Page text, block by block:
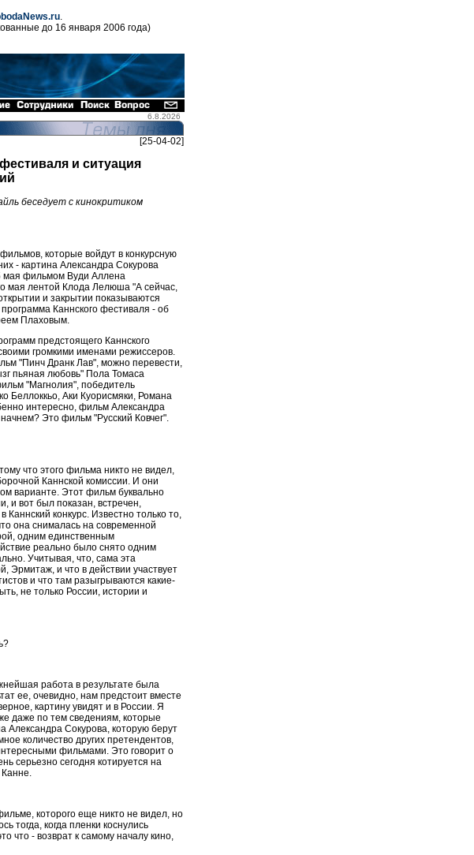
.
до 16 января 2006 года)
6.8.2026
[25-04-02]
и ситуация
беседует с кинокритиком
которые войдут в конкурсную
- картина Александра Сокурова
мая фильмом Вуди Аллена
мая лентой Клода Лелюша "А сейчас,
и закрытии показываются
Каннского фестиваля - об
Плаховым.
предстоящего Каннского
громкими именами режиссеров.
"Пинч Дранк Лав", можно перевести,
пьяная любовь" Пола Томаса
"Магнолия", победитель
Беллоккьо, Аки Куорисмяки, Романа
интересно, фильм Александра
Это фильм "Русский Ковчег".
что этого фильма никто не видел,
Каннской комиссии. И они
варианте. Этот фильм буквально
и вот был показан, встречен,
Каннский конкурс. Известно только то,
она снималась на современной
одним единственным
реально было снято одним
Учитывая, что, сама эта
Эрмитаж, и что в действии участвует
и что там разыгрываются какие-
не только России, истории и
работа в результате была
ее, очевидно, нам предстоит вместе
картину увидят и в России. Я
даже по тем сведениям, которые
Александра Сокурова, которую берут
количество других претендентов,
фильмами. Это говорит о
серьезно сегодня котируется на
которого еще никто не видел, но
тогда, когда пленки коснулись
что - возврат к самому началу кино,